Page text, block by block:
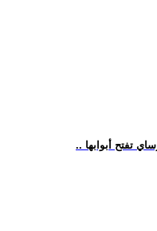
تفتح أبوابها